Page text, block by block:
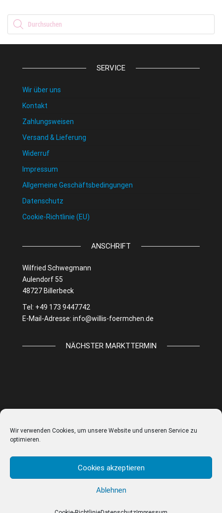
Wir verwenden Cookies, um unsere Website und unseren Service zu
optimieren.
Cookies akzeptieren
Ablehnen
Products search
SERVICE
Wir über uns
Kontakt
Zahlungsweisen
Versand & Lieferung
Widerruf
Impressum
Allgemeine Geschäftsbedingungen
Datenschutz
Cookie-Richtlinie (EU)
ANSCHRIFT
Wilfried Schwegmann
Aulendorf 55
48727 Billerbeck
Tel: +49 173 9447742
E-Mail-Adresse: info@willis-foermchen.de
NÄCHSTER MARKTTERMIN
IMPRESSUM